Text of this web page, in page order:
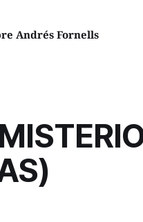
Andrés Fornells